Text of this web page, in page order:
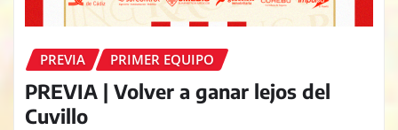
PREVIA PRIMER EQUIPO
PREVIA | Volver a ganar lejos del
Cuvillo